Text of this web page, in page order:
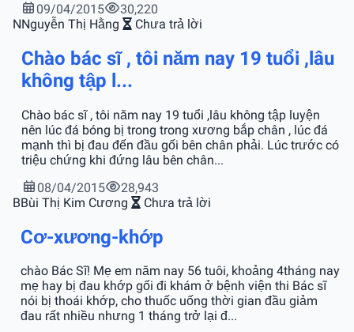
09/04/2015
30,220
NNguyễn Thị Hằng Chưa trả lời
Chào bác sĩ , tôi năm nay 19 tuổi ,lâu
không tập l...
Chào bác sĩ , tôi năm nay 19 tuổi ,lâu không tập luyện
nên lúc đá bóng bị trong trong xương bắp chân , lúc đá
mạnh thì bị đau đến đầu gối bên chân phải. Lúc trước có
triệu chứng khi đứng lâu bên chân...
08/04/2015
28,943
BBùi Thị Kim Cương Chưa trả lời
Cơ-xương-khớp
chào Bác Sĩ! Mẹ em năm nay 56 tuôi, khoảng 4tháng nay
mẹ hay bị đau khớp gối đi khám ở bệnh viện thi Bác sĩ
nói bị thoái khớp, cho thuốc uống thời gian đầu giảm
đau rất nhiều nhưng 1 tháng trở lại đ...